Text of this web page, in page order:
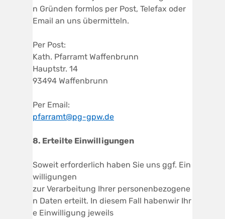
n Gründen formlos per Post, Telefax oder
Email an uns übermitteln.
Per Post:
Kath. Pfarramt Waffenbrunn
Hauptstr. 14
93494 Waffenbrunn
Per Email:
pfarramt@pg-gpw.de
8. Erteilte Einwilligungen
Soweit erforderlich haben Sie uns ggf. Ein
willigungen
zur Verarbeitung Ihrer personenbezogene
n Daten erteilt. In diesem Fall habenwir Ihr
e Einwilligung jeweils